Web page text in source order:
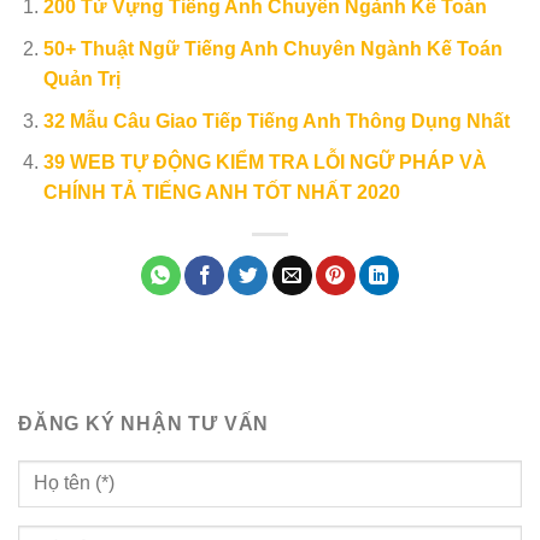
200 Từ Vựng Tiếng Anh Chuyên Ngành Kế Toán
50+ Thuật Ngữ Tiếng Anh Chuyên Ngành Kế Toán
Quản Trị
32 Mẫu Câu Giao Tiếp Tiếng Anh Thông Dụng Nhất
39 WEB TỰ ĐỘNG KIỂM TRA LỖI NGỮ PHÁP VÀ
CHÍNH TẢ TIẾNG ANH TỐT NHẤT 2020
ĐĂNG KÝ NHẬN TƯ VẤN